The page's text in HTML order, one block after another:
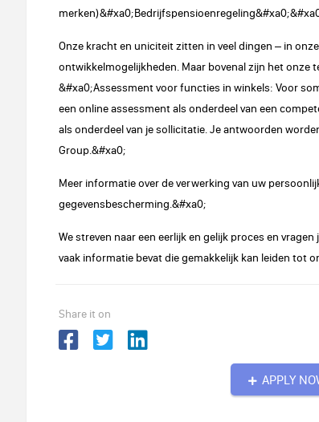
Onze kracht en uniciteit zitten in veel dingen – in
ontwikkelmogelijkheden. Maar bovenal zijn het onze
&#xa0;Assessment voor functies in winkels: Voor
een online assessment als onderdeel van een
als onderdeel van je sollicitatie. Je antwoorden
Group.&#xa0;
Meer informatie over de verwerking van uw
gegevensbescherming.&#xa0;
We streven naar een eerlijk en gelijk proces en
vaak informatie bevat die gemakkelijk kan leiden tot
Share it on
APPLY